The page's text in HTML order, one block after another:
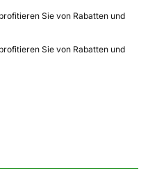
Sie von Rabatten und
Sie von Rabatten und